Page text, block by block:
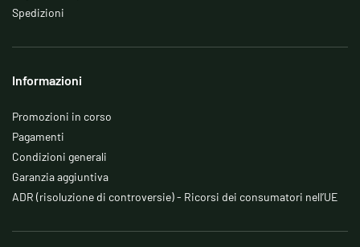
Spedizioni
Informazioni
Promozioni in corso
Pagamenti
Condizioni generali
Garanzia aggiuntiva
ADR (risoluzione di controversie) - Ricorsi dei consumatori nell’UE